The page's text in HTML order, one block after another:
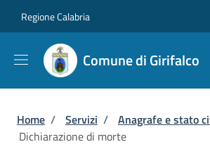
Regione Calabria
Comune di Girifalco
Briciole di pane
Home / Servizi / Anagrafe e stato
Dichiarazione di morte